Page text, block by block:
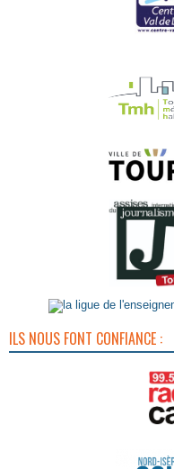
ILS NOUS FONT CONFIANCE :